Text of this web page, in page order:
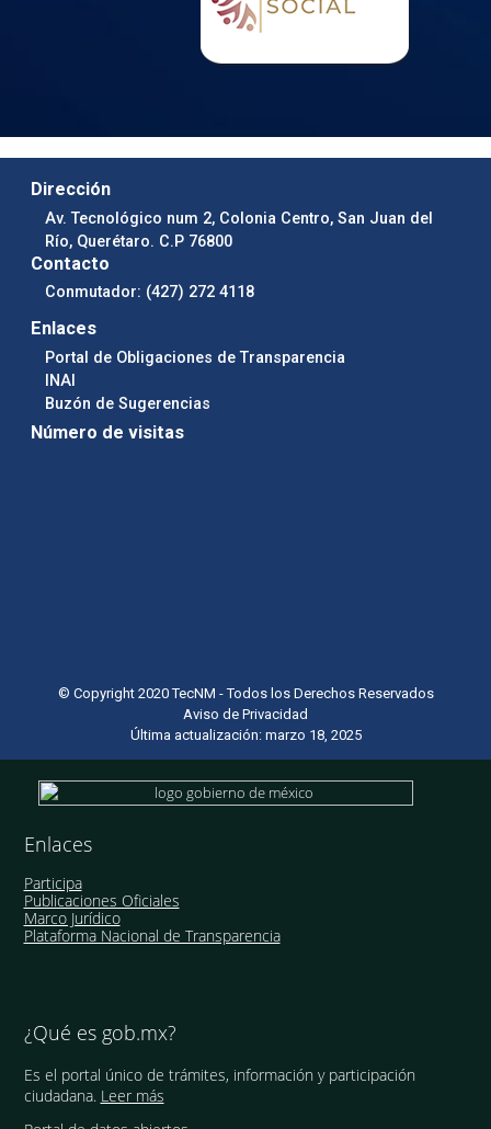
Dirección
Av. Tecnológico num 2, Colonia Centro, San Juan del
Río, Querétaro. C.P 76800
Contacto
Conmutador: (427) 272 4118
Enlaces
Portal de Obligaciones de Transparencia
INAI
Buzón de Sugerencias
Número de visitas
© Copyright 2020 TecNM - Todos los Derechos Reservados
Aviso de Privacidad
Última actualización: marzo 18, 2025
Enlaces
Participa
Publicaciones Oficiales
Marco Jurídico
Plataforma Nacional de Transparencia
¿Qué es gob.mx?
Es el portal único de trámites, información y participación
ciudadana. Leer más